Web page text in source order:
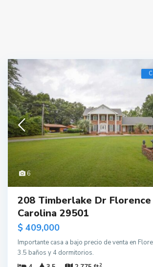
6
208 Timberlake Dr
Carolina 29501
$ 409,000
Importante casa a bajo precio de venta en
3.5 baños y 4 dormitorios.
2